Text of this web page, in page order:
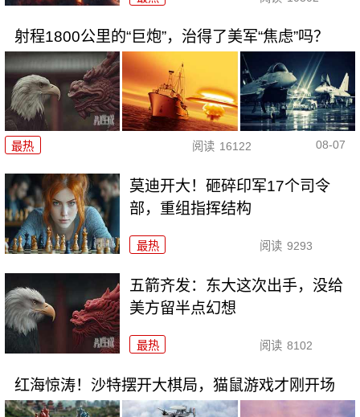
射程1800公里的“巨炮”，治得了美军“焦虑”吗？
最热 阅读 16122 08-07
莫迪开大！砸碎印军17个司令
部，重组指挥结构
最热 阅读 9293
五箭齐发：东大这次出手，没给
美方留半点幻想
最热 阅读 8102
红海惊涛！沙特摆开大棋局，猫鼠游戏才刚开场